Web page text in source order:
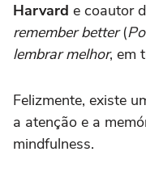
Harvard e coautor
remember better(
lembrar melhor, em
Felizmente, existe
a atenção e a
mindfulness.